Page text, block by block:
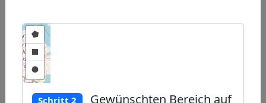
Schritt 2
Gewünschten Bereich auf